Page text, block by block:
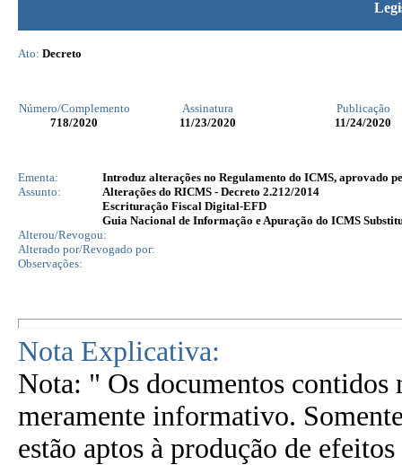
Ato: Decreto
Número/Complemento Assinatura
Publicação
718/2020 11/23/2020 11/24/2020
Ementa:
Introduz alterações no Regulamento do ICMS, aprovado
Assunto:
Alterações do RICMS - Decreto 2.212/2014
Escrituração Fiscal Digital-EFD
Guia Nacional de Informação e Apuração do ICMS
Alterou/Revogou:
Alterado por/Revogado por:
Observações:
Nota Explicativa:
Nota: " Os documentos contidos
meramente informativo.
estão aptos à produção de